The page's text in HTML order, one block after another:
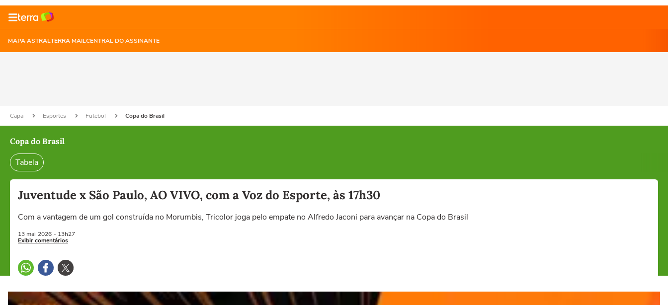
MAPA ASTRALTERRA MAILCENTRAL DO ASSINANTE
Capa Esportes Futebol Copa do Brasil
Copa do Brasil
Tabela
Juventude x São Paulo, AO VIVO, com a Voz do Esporte, às 17h30
Com a vantagem de um gol construída no Morumbis, Tricolor joga pelo empate no Alfredo Jaconi para avançar na Copa do Brasil
13 mai 2026 - 13h27
Exibir comentários